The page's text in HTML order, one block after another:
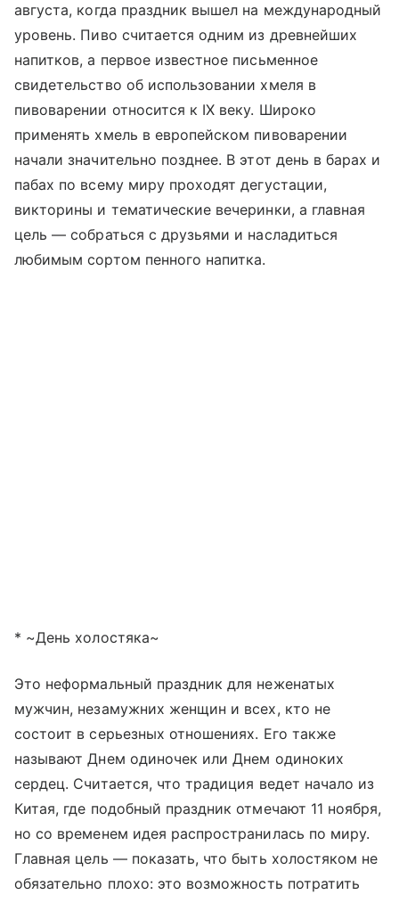
августа, когда праздник вышел на международный
уровень. Пиво считается одним из древнейших
напитков, а первое известное письменное
свидетельство об использовании хмеля в
пивоварении относится к IX веку. Широко
применять хмель в европейском пивоварении
начали значительно позднее. В этот день в барах и
пабах по всему миру проходят дегустации,
викторины и тематические вечеринки, а главная
цель — собраться с друзьями и насладиться
любимым сортом пенного напитка.
* ~День холостяка~
Это неформальный праздник для неженатых
мужчин, незамужних женщин и всех, кто не
состоит в серьезных отношениях. Его также
называют Днем одиночек или Днем одиноких
сердец. Считается, что традиция ведет начало из
Китая, где подобный праздник отмечают 11 ноября,
но со временем идея распространилась по миру.
Главная цель — показать, что быть холостяком не
обязательно плохо: это возможность потратить